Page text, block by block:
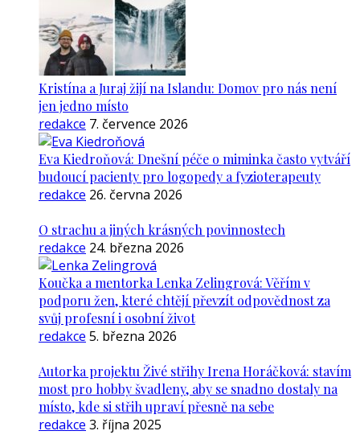
Kristína a Juraj žijí na Islandu: Domov pro nás není
jen jedno místo
redakce 7. července 2026
Eva Kiedroňová: Dnešní péče o miminka často vytváří
budoucí pacienty pro logopedy a fyzioterapeuty
redakce 26. června 2026
O strachu a jiných krásných povinnostech
redakce 24. března 2026
Koučka a mentorka Lenka Zelingrová: Věřím v
podporu žen, které chtějí převzít odpovědnost za
svůj profesní i osobní život
redakce 5. března 2026
Autorka projektu Živé střihy Irena Horáčková: stavím
most pro hobby švadleny, aby se snadno dostaly na
místo, kde si střih upraví přesně na sebe
redakce 3. října 2025